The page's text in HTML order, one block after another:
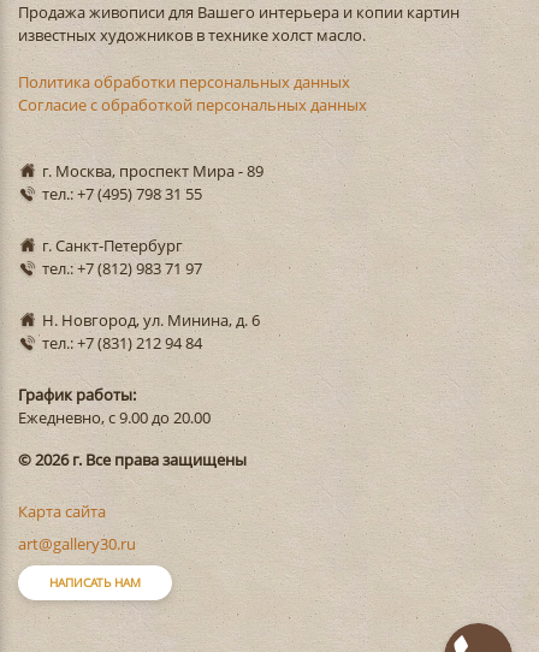
Продажа живописи для Вашего интерьера и копии картин
известных художников в технике холст масло.
Политика обработки персональных данных
Согласие с обработкой персональных данных
г. Москва, проспект Мира - 89
тел.: +7 (495) 798 31 55
г. Санкт-Петербург
тел.: +7 (812) 983 71 97
Н. Новгород, ул. Минина, д. 6
тел.: +7 (831) 212 94 84
График работы:
Ежедневно, с 9.00 до 20.00
© 2026 г. Все права защищены
Карта сайта
art@gallery30.ru
НАПИСАТЬ НАМ